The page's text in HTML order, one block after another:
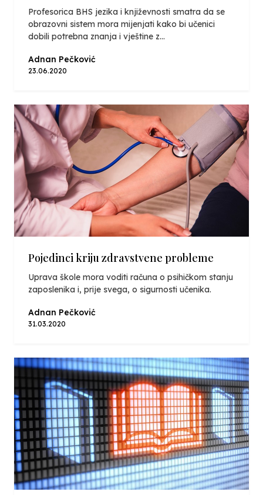
Profesorica BHS jezika i književnosti smatra da se
obrazovni sistem mora mijenjati kako bi učenici
dobili potrebna znanja i vještine z...
Adnan Pečković
23.06.2020
Pojedinci kriju zdravstvene probleme
Uprava škole mora voditi računa o psihičkom stanju
zaposlenika i, prije svega, o sigurnosti učenika.
Adnan Pečković
31.03.2020